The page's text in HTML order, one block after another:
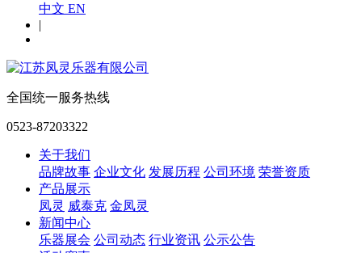
中文 EN
|
全国统一服务热线
0523-87203322
关于我们
品牌故事 企业文化 发展历程 公司环境 荣誉资质
产品展示
凤灵 威泰克 金凤灵
新闻中心
乐器展会 公司动态 行业资讯 公示公告